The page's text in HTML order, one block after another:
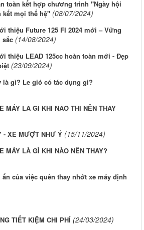
toàn kết hợp chương trình "Ngày hội
kết mọi thế hệ" (08/07/2024)
thiệu Future 125 FI 2024 mới – Vững
sắc (14/08/2024)
thiệu LEAD 125cc hoàn toàn mới - Đẹp
(23/09/2024)
là gì? Le gió có tác dụng gì?
MÁY LÀ GÌ KHI NÀO THÌ NÊN THAY
- XE MƯỢT NHƯ Ý (15/11/2024)
MÁY LÀ GÌ KHI NÀO NÊN THAY?
của việc quên thay nhớt xe máy định
TIẾT KIỆM CHI PHÍ (24/03/2024)